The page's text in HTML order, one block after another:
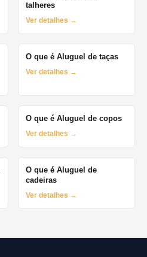
talheres
Ver detalhes →
O que é Aluguel de taças
Ver detalhes →
O que é Aluguel de copos
Ver detalhes →
O que é Aluguel de
cadeiras
Ver detalhes →